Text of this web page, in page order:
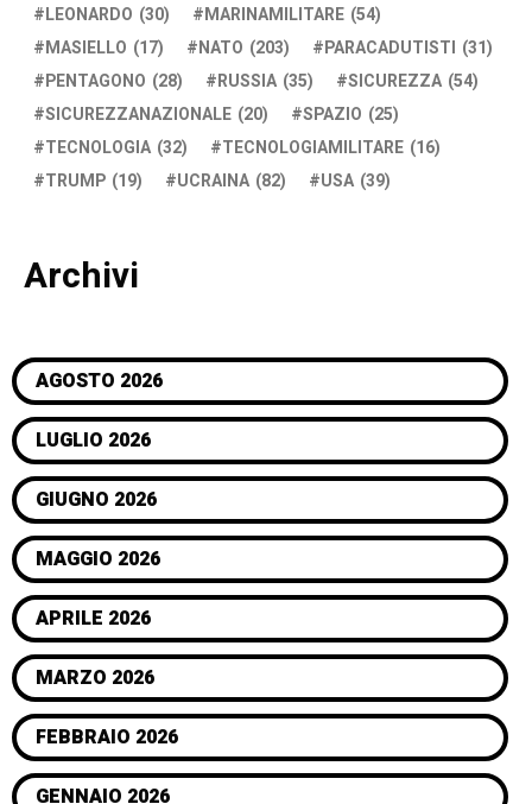
LEONARDO (30) MARINAMILITARE (54)
MASIELLO (17) NATO (203) PARACADUTISTI (31)
PENTAGONO (28) RUSSIA (35) SICUREZZA (54)
SICUREZZANAZIONALE (20) SPAZIO (25)
TECNOLOGIA (32) TECNOLOGIAMILITARE (16)
TRUMP (19) UCRAINA (82) USA (39)
Archivi
AGOSTO 2026
LUGLIO 2026
GIUGNO 2026
MAGGIO 2026
APRILE 2026
MARZO 2026
FEBBRAIO 2026
GENNAIO 2026